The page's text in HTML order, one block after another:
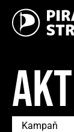
Kampaň